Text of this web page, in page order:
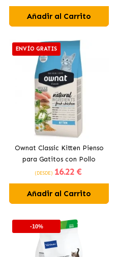
Añadir al Carrito
ENVÍO GRATIS
Ownat Classic Kitten Pienso
para Gatitos con Pollo
(DESDE) 16.22 €
Añadir al Carrito
-10%